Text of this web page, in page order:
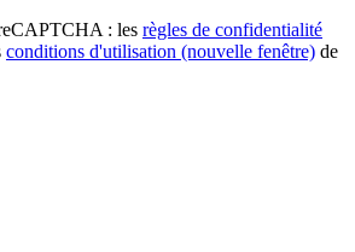
: les règles de confidentialité
conditions d'utilisation (nouvelle fenêtre) de